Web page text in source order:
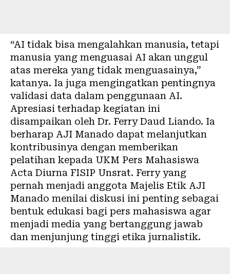
“AI tidak bisa mengalahkan manusia, tetapi
manusia yang menguasai AI akan unggul
atas mereka yang tidak menguasainya,”
katanya. Ia juga mengingatkan pentingnya
validasi data dalam penggunaan AI.
Apresiasi terhadap kegiatan ini
disampaikan oleh Dr. Ferry Daud Liando. Ia
berharap AJI Manado dapat melanjutkan
kontribusinya dengan memberikan
pelatihan kepada UKM Pers Mahasiswa
Acta Diurna FISIP Unsrat. Ferry yang
pernah menjadi anggota Majelis Etik AJI
Manado menilai diskusi ini penting sebagai
bentuk edukasi bagi pers mahasiswa agar
menjadi media yang bertanggung jawab
dan menjunjung tinggi etika jurnalistik.